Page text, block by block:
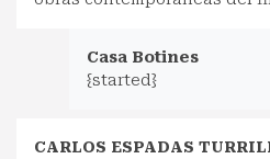
Casa Botines
{started}
CARLOS ESPADAS